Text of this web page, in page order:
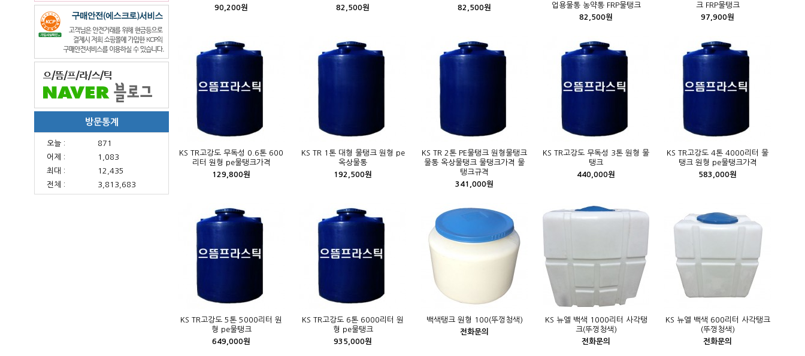
방문통계
오늘 :
871
어제 :
1,083
최대 :
12,435
전체 :
3,813,683
90,200원
82,500원
82,500원
업용물통 농약통 FRP물탱크
82,500원
크 FRP물탱크
97,900원
KS TR고강도 무독성 0.6톤 600
리터 원형 pe물탱크가격
129,800원
KS TR 1톤 대형 물탱크 원형 pe
옥상물통
192,500원
KS TR 2톤 PE물탱크 원형물탱크
물통 옥상물탱크 물탱크가격 물
탱크규격
341,000원
KS TR고강도 무독성 3톤 원형 물
탱크
440,000원
KS TR고강도 4톤 4000리터 물
탱크 원형 pe물탱크가격
583,000원
KS TR고강도 5톤 5000리터 원
형 pe물탱크
649,000원
KS TR고강도 6톤 6000리터 원
형 pe물탱크
935,000원
백색탱크 원형 100(뚜껑청색)
전화문의
KS 뉴엘 백색 1000리터 사각탱
크(뚜껑청색)
전화문의
KS 뉴엘 백색 600리터 사각탱크
(뚜껑청색)
전화문의